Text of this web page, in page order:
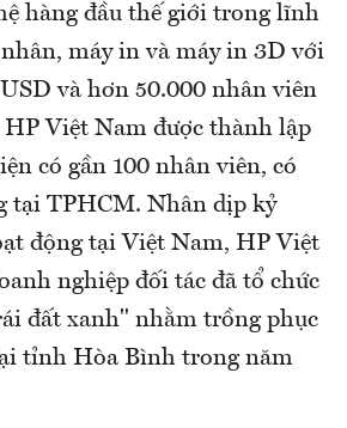
hàng đầu thế giới trong lĩnh
máy in và máy in 3D với
và hơn 50.000 nhân viên
HP Việt Nam được thành lập
có gần 100 nhân viên, có
tại TPHCM. Nhân dịp kỷ
động tại Việt Nam, HP Việt
nghiệp đối tác đã tổ chức
đất xanh" nhằm trồng phục
tỉnh Hòa Bình trong năm